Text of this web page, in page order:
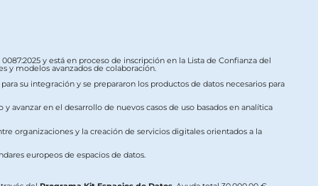
y está en proceso de inscripción en la Lista de Confianza del
y modelos avanzados de colaboración.
su integración y se prepararon los productos de datos necesarios para
en el desarrollo de nuevos casos de uso basados en analítica
organizaciones y la creación de servicios digitales orientados a la
europeos de espacios de datos.